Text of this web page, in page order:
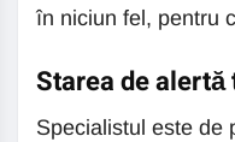
în niciun fel, pentru
Starea de
Specialistul este de